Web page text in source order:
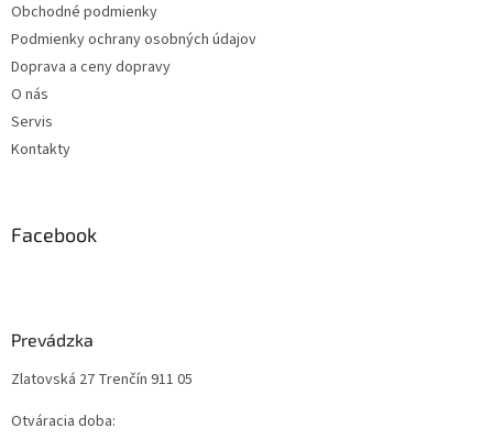
Obchodné podmienky
Podmienky ochrany osobných údajov
Doprava a ceny dopravy
O nás
Servis
Kontakty
Facebook
Prevádzka
Zlatovská 27 Trenčín 911 05
Otváracia doba: